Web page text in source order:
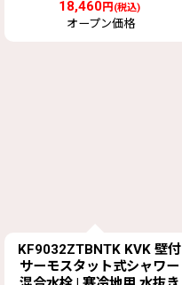
18,460円 (税込)
オープン価格
KF9032ZTBNTK KVK 壁付
サーモスタット式シャワー